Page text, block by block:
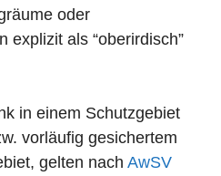
oder
explizit als “oberirdisch”
in einem Schutzgebiet
vorläufig gesichertem
gelten nach AwSV